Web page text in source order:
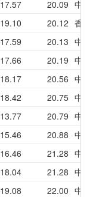
17.57 20.09 中
19.10 20.12 香
17.59 20.13 中
17.66 20.19 中
18.17 20.56 中
18.42 20.75 中
13.77 20.79 中
15.46 20.88 中
16.46 21.28 中
18.04 21.28 中
19.08 22.00 中